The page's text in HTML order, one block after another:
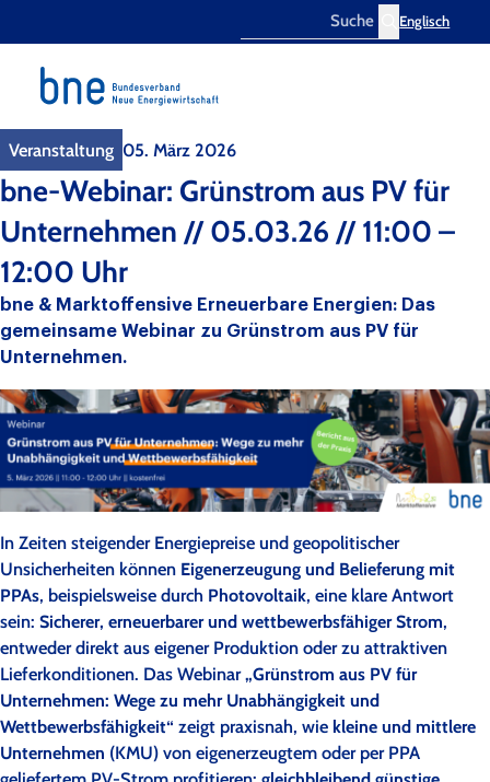
Englisch
Veranstaltung 05. März 2026
bne-Webinar: Grünstrom aus PV für
Unternehmen // 05.03.26 // 11:00 –
12:00 Uhr
bne & Marktoffensive Erneuerbare Energien: Das
gemeinsame Webinar zu Grünstrom aus PV für
Unternehmen.
In Zeiten steigender Energiepreise und geopolitischer
Unsicherheiten können Eigenerzeugung und Belieferung mit
PPAs, beispielsweise durch Photovoltaik, eine klare Antwort
sein: Sicherer, erneuerbarer und wettbewerbsfähiger Strom,
entweder direkt aus eigener Produktion oder zu attraktiven
Lieferkonditionen. Das Webinar„Grünstrom aus PV für
Unternehmen: Wege zu mehr Unabhängigkeit und
Wettbewerbsfähigkeit“ zeigt praxisnah, wie kleine und mittlere
Unternehmen (KMU) von eigenerzeugtem oder per PPA